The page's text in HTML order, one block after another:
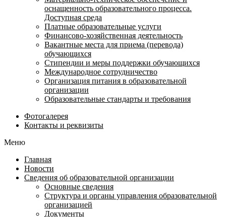
оснащенность образовательного процесса.
Доступная среда
Платные образовательные услуги
Финансово-хозяйственная деятельность
Вакантные места для приема (перевода)
обучающихся
Стипендии и меры поддержки обучающихся
Международное сотрудничество
Организация питания в образовательной
организации
Образовательные стандарты и требования
Фотогалерея
Контакты и реквизиты
Меню
Главная
Новости
Сведения об образовательной организации
Основные сведения
Структура и органы управления образовательной
организацией
Документы